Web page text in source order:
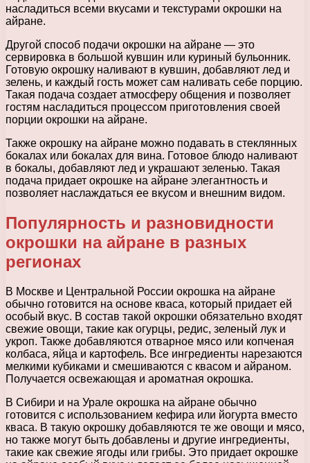
насладиться всеми вкусами и текстурами окрошки на
айране.
Другой способ подачи окрошки на айране — это
сервировка в большой кувшин или куриный бульонник.
Готовую окрошку наливают в кувшин, добавляют лед и
зелень, и каждый гость может сам наливать себе порцию.
Такая подача создает атмосферу общения и позволяет
гостям насладиться процессом приготовления своей
порции окрошки на айране.
Также окрошку на айране можно подавать в стеклянных
бокалах или бокалах для вина. Готовое блюдо наливают
в бокалы, добавляют лед и украшают зеленью. Такая
подача придает окрошке на айране элегантность и
позволяет наслаждаться ее вкусом и внешним видом.
Популярность и разновидности
окрошки на айране в разных
регионах
В Москве и Центральной России окрошка на айране
обычно готовится на основе кваса, который придает ей
особый вкус. В состав такой окрошки обязательно входят
свежие овощи, такие как огурцы, редис, зеленый лук и
укроп. Также добавляются отварное мясо или копченая
колбаса, яйца и картофель. Все ингредиенты нарезаются
мелкими кубиками и смешиваются с квасом и айраном.
Получается освежающая и ароматная окрошка.
В Сибири и на Урале окрошка на айране обычно
готовится с использованием кефира или йогурта вместо
кваса. В такую окрошку добавляются те же овощи и мясо,
но также могут быть добавлены и другие ингредиенты,
такие как свежие ягоды или грибы. Это придает окрошке